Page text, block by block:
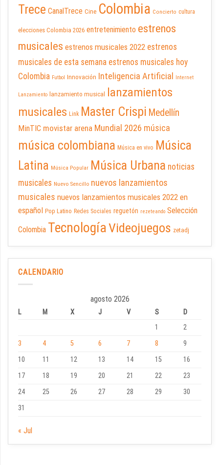
Trece CanalTrece Cine Colombia Concierto cultura
elecciones Colombia 2026 entretenimiento estrenos
musicales estrenos musicales 2022 estrenos
musicales de esta semana estrenos musicales hoy
Colombia Futbol Innovación Inteligencia Artificial Internet
Lanzamiento lanzamiento musical
lanzamientos
musicales Link Master Crispi Medellín
MinTIC movistar arena Mundial 2026 música
música colombiana Música en vivo Música
Latina Música Popular Música Urbana noticias
musicales Nuevo Sencillo nuevos lanzamientos
musicales nuevos lanzamientos musicales 2022 en
español Pop Latino Redes Sociales reguetón rezeteando Selección
Colombia TecnologíaVideojuegos zetadj
CALENDARIO
agosto 2026
L M X J V S
D
1
2
3
4 5 6 7 8
9
10
11 12 13 14 15
16
17
18 19 20 21 22
23
24
25 26 27 28 29
30
31
« Jul